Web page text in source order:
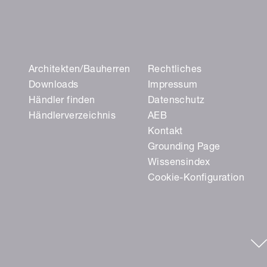
Architekten/Bauherren
Downloads
Händler finden
Händlerverzeichnis
Rechtliches
Impressum
Datenschutz
AEB
Kontakt
Grounding Page
Wissensindex
Cookie-Konfiguration